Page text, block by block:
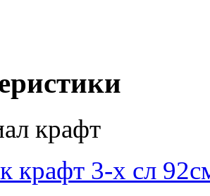
крафт
крафт 3-х сл